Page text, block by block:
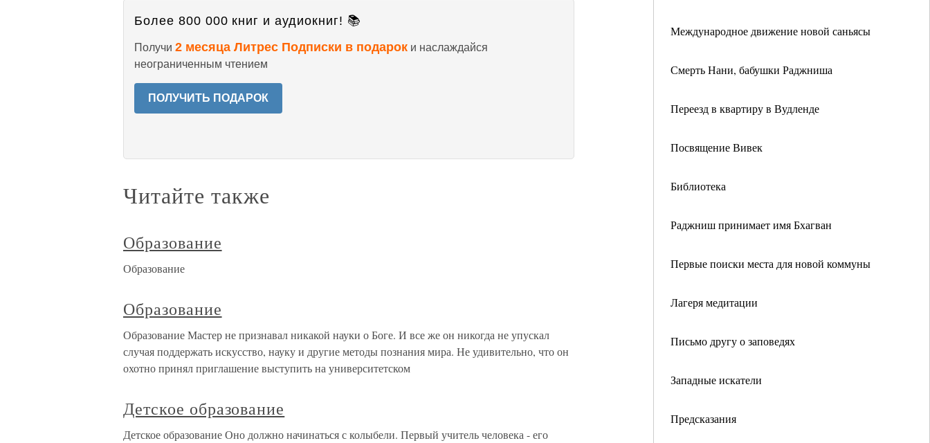
Международное движение новой саньясы
Смерть Нани, бабушки Раджниша
Переезд в квартиру в Вудленде
Посвящение Вивек
Библиотека
Раджниш принимает имя Бхагван
Первые поиски места для новой коммуны
Лагеря медитации
Письмо другу о заповедях
Западные искатели
Предсказания
Более 800 000 книг и аудиокниг! 📚
Получи 2 месяца Литрес Подписки в подарок и наслаждайся
неограниченным чтением
ПОЛУЧИТЬ ПОДАРОК
Читайте также
Образование
Образование
Образование
Образование Мастер не признавал никакой науки о Боге. И все же он никогда не упускал
случая поддержать искусство, науку и другие методы познания мира. Не удивительно, что он
охотно принял приглашение выступить на университетском
Детское образование
Детское образование Оно должно начинаться с колыбели. Первый учитель человека - его